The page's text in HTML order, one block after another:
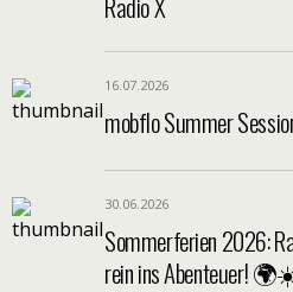
16.07.2026
mobflo Summer
30.06.2026
Sommerferien 2026:
rein ins Abenteuer!